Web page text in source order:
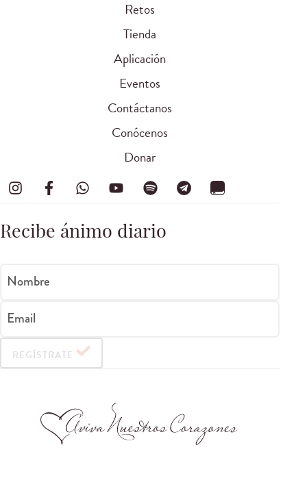
Retos
Tienda
Aplicación
Eventos
Contáctanos
Conócenos
Donar
Recibe ánimo diario
Nombre
Email
REGÍSTRATE